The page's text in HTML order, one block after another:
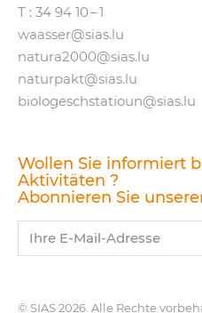
T : 34 94 10 – 1
waasser@​sias.​lu
natura2000@​sias.​lu
naturpakt@​sias.​lu
biologeschstatioun@​sias.​lu
Wollen Sie informiert
Aktivitäten ?
Abonnieren Sie
Ihre E-Mail-Adresse
© SIAS 2026. Alle Rechte